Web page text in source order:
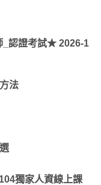
_認證考試★ 2026-1
法
獨家人資線上課